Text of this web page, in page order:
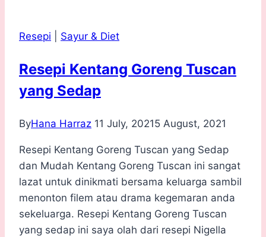
Jamie
Resepi Sayur & Diet
Resepi Kentang Goreng Tuscan
yang Sedap
ByHana Harraz 11 July, 20215 August, 2021
Resepi Kentang Goreng Tuscan yang Sedap
dan Mudah Kentang Goreng Tuscan ini sangat
lazat untuk dinikmati bersama keluarga sambil
menonton filem atau drama kegemaran anda
sekeluarga. Resepi Kentang Goreng Tuscan
yang sedap ini saya olah dari resepi Nigella